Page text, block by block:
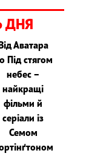
ДНЯ
Аватара
Під стягом
небес –
найкращі
фільми й
серіали із
Семом